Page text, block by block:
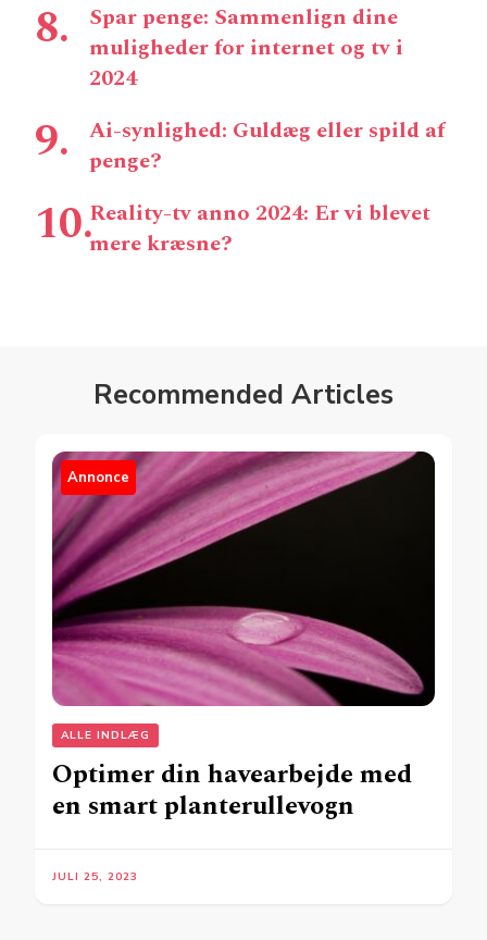
Spar penge: Sammenlign dine
muligheder for internet og tv i
2024
Ai-synlighed: Guldæg eller spild af
penge?
Reality-tv anno 2024: Er vi blevet
mere kræsne?
Recommended Articles
Annonce
ALLE INDLÆG
Optimer din havearbejde med
en smart planterullevogn
JULI 25, 2023